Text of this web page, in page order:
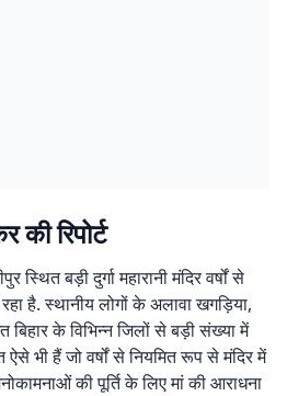
की रिपोर्ट
बड़ी दुर्गा महारानी मंदिर वर्षों से
है. स्थानीय लोगों के अलावा खगड़िया,
के विभिन्न जिलों से बड़ी संख्या में
भी हैं जो वर्षों से नियमित रूप से मंदिर में
की पूर्ति के लिए मां की आराधना